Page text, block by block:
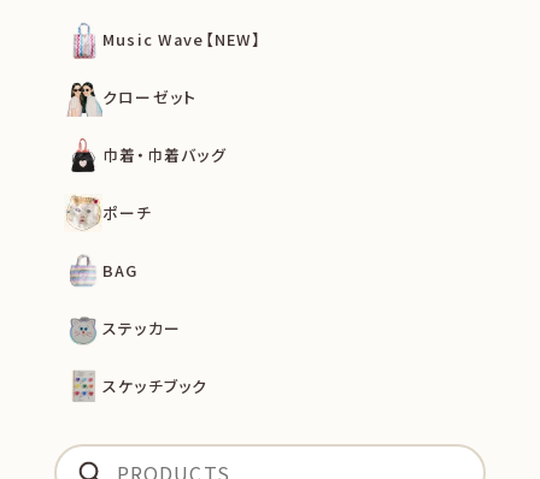
Music Wave【NEW】
クローゼット
巾着・巾着バッグ
ポーチ
BAG
ステッカー
スケッチブック